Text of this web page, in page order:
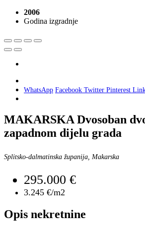
2006
Godina izgradnje
WhatsApp Facebook Twitter Pinterest
MAKARSKA Dvosoban
zapadnom dijelu grada
Splitsko-dalmatinska županija, Makarska
295.000 €
3.245 €/m2
Opis nekretnine